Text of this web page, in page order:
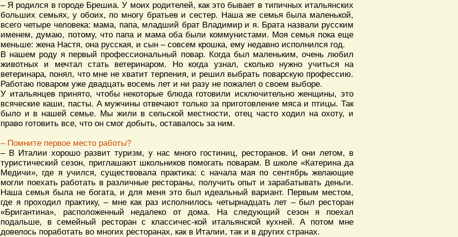
– Я родился в городе Брешиа. У моих родителей, как это бывает в типичных итальянских
больших семьях, у обоих, по многу братьев и сестер. Наша же семья была маленькой,
всего четыре человека: мама, папа, младший брат Владимир и я. Брата назвали русским
именем, думаю, потому, что папа и мама оба были коммунистами. Моя семья пока еще
меньше: жена Настя, она русская, и сын – совсем крошка, ему недавно исполнился год.
В нашем роду я первый профессиональный повар. Когда был маленьким, очень любил
животных и мечтал стать ветеринаром. Но когда узнал, сколько нужно учиться на
ветеринара, понял, что мне не хватит терпения, и решил выбрать поварскую профессию.
Работаю поваром уже двадцать восемь лет и ни разу не пожалел о своем выборе.
У итальянцев принято, чтобы некоторые блюда готовили исключительно женщины, это
всяческие каши, пасты. А мужчины отвечают только за приготовление мяса и птицы. Так
было и в нашей семье. Мы жили в сельской местности, отец часто ходил на охоту, и
право готовить все, что он смог добыть, оставалось за ним.
– Помните первое место работы?
– В Италии хорошо развит туризм, у нас много гостиниц, ресторанов. И они летом, в
туристический сезон, приглашают школьников помогать поварам. В школе «Катерина да
Медичи», где я учился, существовала практика: с начала мая по сентябрь желающие
могли поехать работать в различные рестораны, получить опыт и зарабатывать деньги.
Наша семья была не богата, и для меня это был идеальный вариант. Первым местом,
где я проходил практику, – мне как раз исполнилось четырнадцать лет – был ресторан
«Бригантина», расположенный недалеко от дома. На следующий сезон я поехал
подальше, в семейный ресторан с классичес-кой итальянской кухней. А потом мне
довелось поработать во многих ресторанах, как в Италии, так и в других странах.